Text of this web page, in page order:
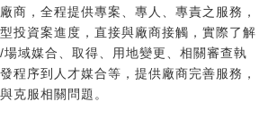
商，全程提供專案、專人、專責之服務，
投資案進度，直接與廠商接觸，實際了解
域媒合、取得、用地變更、相關審查執
程序到人才媒合等，提供廠商完善服務，
克服相關問題。